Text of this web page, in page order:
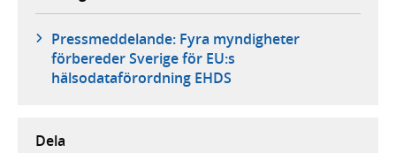
Pressmeddelande: Fyra myndigheter
förbereder Sverige för EU:s
hälsodataförordning EHDS
Dela